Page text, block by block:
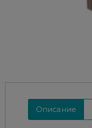
Описание